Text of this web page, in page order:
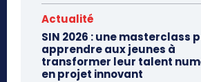
Actualité
SIN 2026 : une masterclass
apprendre aux jeunes à
transformer leur talent
en projet innovant